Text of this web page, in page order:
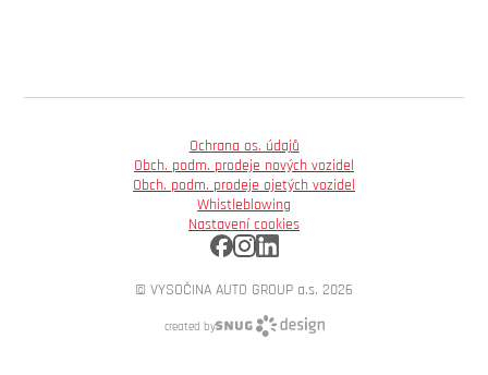
Ochrana os. údajů
Obch. podm. prodeje nových vozidel
Obch. podm. prodeje ojetých vozidel
Whistleblowing
Nastavení cookies
© VYSOČINA AUTO GROUP a.s. 2026
created by